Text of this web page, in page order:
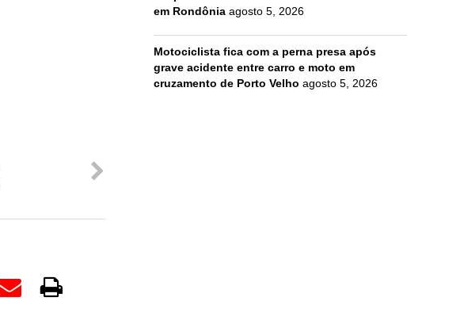
em Rondônia agosto 5, 2026
Motociclista fica com a perna presa após
grave acidente entre carro e moto em
cruzamento de Porto Velho agosto 5, 2026